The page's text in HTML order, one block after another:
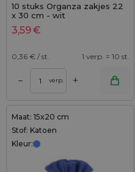
10 stuks Organza zakjes 22
x 30 cm - wit
3,59€
0,36 € / st. 1 verp. = 10 st.
– verp. +
Maat: 15x20 cm
Stof: Katoen
Kleur: